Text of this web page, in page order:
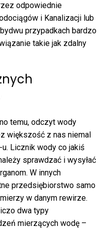
odpowiednie
i Kanalizacji lub
przypadkach bardzo
takie jak zdalny
temu, odczyt wody
większość z nas niemal
Licznik wody co jakiś
sprawdzać i wysyłać
W innych
przedsiębiorstwo samo
w danym rewirze.
dwa typy
mierzących wodę –